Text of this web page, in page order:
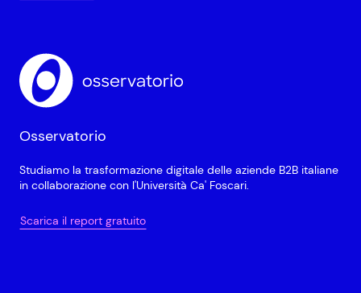
Osservatorio
Studiamo la trasformazione digitale delle aziende B2B italiane
in collaborazione con l'Università Ca' Foscari.
Scarica il report gratuito